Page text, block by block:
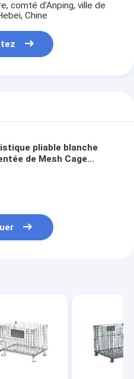
comté d'Anping, ville de
Chine
pliable blanche
de Mesh Cage